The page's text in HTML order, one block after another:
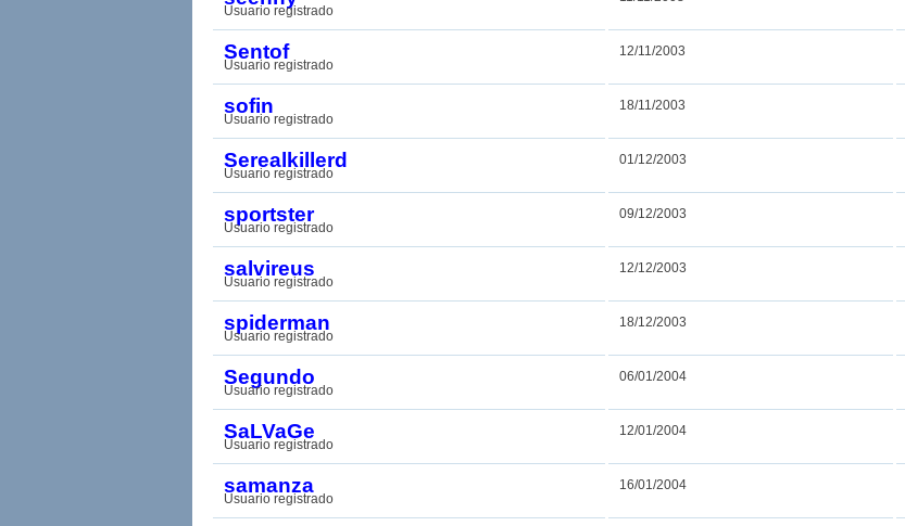
Usuario registrado
Sentof
Usuario registrado
12/11/2003
sofin
Usuario registrado
18/11/2003
Serealkillerd
Usuario registrado
01/12/2003
sportster
Usuario registrado
09/12/2003
salvireus
Usuario registrado
12/12/2003
spiderman
Usuario registrado
18/12/2003
Segundo
Usuario registrado
06/01/2004
SaLVaGe
Usuario registrado
12/01/2004
samanza
Usuario registrado
16/01/2004